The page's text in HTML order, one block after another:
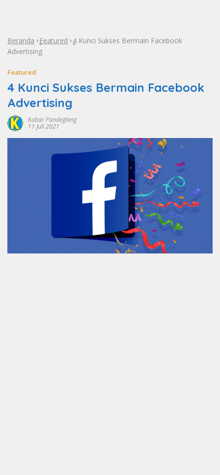
Beranda »Featured »4 Kunci Sukses Bermain Facebook
Advertising
Featured
4 Kunci Sukses Bermain Facebook
Advertising
Kabar Pandeglang
11 Juli 2021